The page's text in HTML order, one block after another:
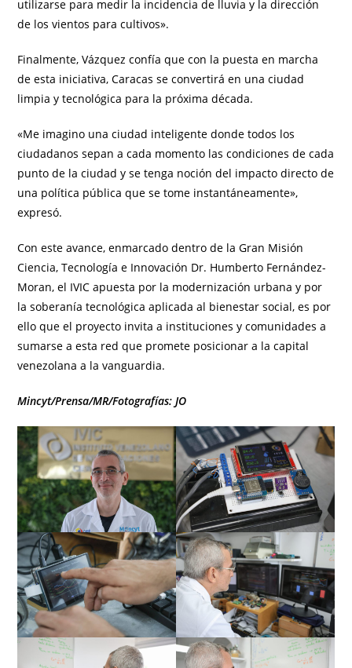
utilizarse para medir la incidencia de lluvia y la dirección
de los vientos para cultivos».
​Finalmente, Vázquez confía que con la puesta en marcha
de esta iniciativa, Caracas se convertirá en una ciudad
limpia y tecnológica para la próxima década.
«Me imagino una ciudad inteligente donde todos los
ciudadanos sepan a cada momento las condiciones de cada
punto de la ciudad y se tenga noción del impacto directo de
una política pública que se tome instantáneamente»,
expresó.
Con este avance, enmarcado dentro de la Gran Misión
Ciencia, Tecnología e Innovación Dr. Humberto Fernández-
Moran, el IVIC apuesta por la modernización urbana y por
la soberanía tecnológica aplicada al bienestar social, es por
ello que el proyecto invita a instituciones y comunidades a
sumarse a esta red que promete posicionar a la capital
venezolana a la vanguardia.
Mincyt/Prensa/MR/Fotografías: JO